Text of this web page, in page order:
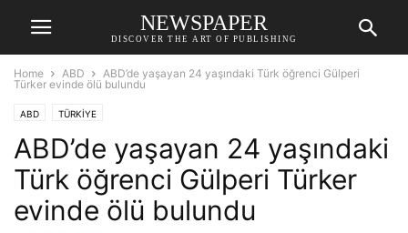
NEWSPAPER
DISCOVER THE ART OF PUBLISHING
Home ABD
ABD’de yaşayan 24 yaşındaki Türk öğrenci Gülperi
Türker evinde ölü bulundu
ABD TÜRKİYE
ABD’de yaşayan 24 yaşındaki
Türk öğrenci Gülperi Türker
evinde ölü bulundu